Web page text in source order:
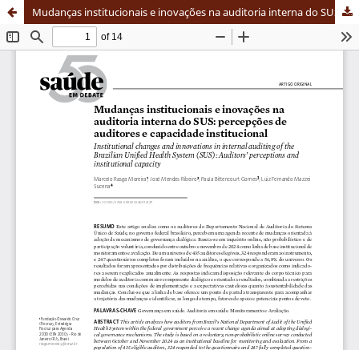
Mudanças institucionais e inovações na auditoria interna do SUS: percepções de auditores e capacidade institucional